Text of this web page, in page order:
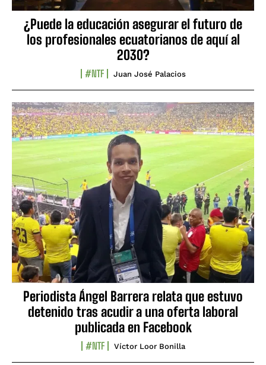
¿Puede la educación asegurar el futuro de
los profesionales ecuatorianos de aquí al
2030?
#NTF Juan José Palacios
Periodista Ángel Barrera relata que estuvo
detenido tras acudir a una oferta laboral
publicada en Facebook
#NTF Víctor Loor Bonilla